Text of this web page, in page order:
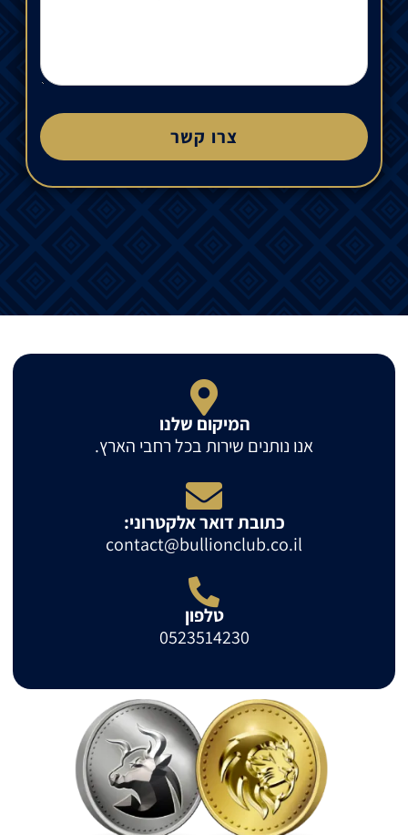
צרו קשר
המיקום שלנו
אנו נותנים שירות בכל רחבי הארץ.
כתובת דואר אלקטרוני:
contact@bullionclub.co.il
טלפון
0523514230